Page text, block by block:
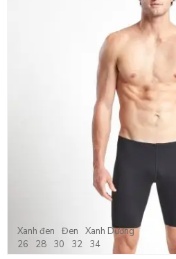
Xanh đen Đen
Xanh Dương
26
28 30 32 34